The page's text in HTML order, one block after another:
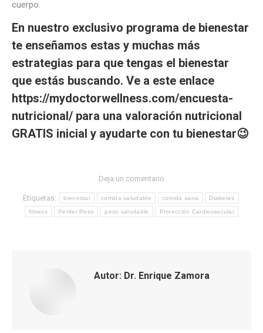
cuerpo.
En nuestro exclusivo programa de bienestar
te enseñamos estas y muchas más
estrategias para que tengas el bienestar
que estás buscando. Ve a este enlace
https://mydoctorwellness.com/encuesta-
nutricional/ para una valoración nutricional
GRATIS inicial y ayudarte con tu bienestar😉
Deja un comentario
Etiquetas: bienestar comida saludable comida sana Diabetes
fitness Perder Peso peso saludable Protección Cardiovascular
Autor: Dr. Enrique Zamora